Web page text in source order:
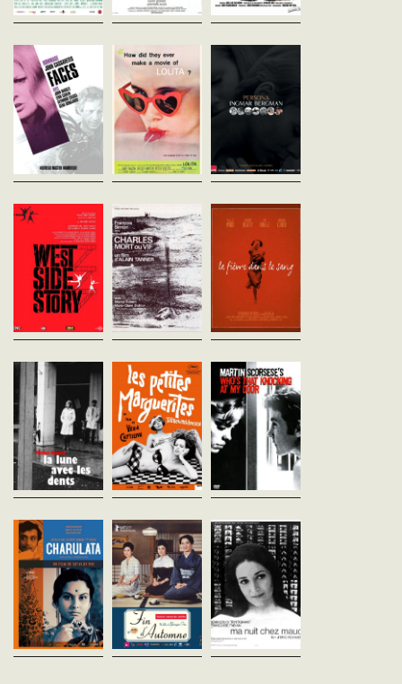
Faces
John Cassavetes
vost - 130'
Après une nuit un peu folle,
Richard rentre chez lui et se
dispute avec sa femme Maria.
Après lui avoir annoncé son
intention de divorcer, il
claque...
Lolita
Stanley Kubrick
vost - 152'
Humbert, professeur de
littérature française, est
irrésistiblement attiré par une
jeune fille de quatorze ans,
Lolita. Il épouse sa mère pour
se...
Persona
Ingmar Bergman
frontières entre leurs
identités semblent...
West Side Story
Jerome Robbins
vost - 150'
Dans le West Side, bas
quartier de New York, deux
bandes de jeunes
s'affrontent, les Sharks de
Bernardo et les Jets de Riff.
Un ancien membre des...
Charles mort ou
vif
Suisse - 1969
vofr - 93'
Héritier d'une fabrique
familiale d'horlogerie
genevoise, Charles Dée, 50
ans, étouffe dans sa vie trop
réglée. Face à un journaliste
de télé venu...
La Fièvre dans
sang
Etats-Unis - 1961
parents modestes, et
La Lune avec les
dents
Suisse - 1966
vofr - 80'
William mène une vie
volontairement en marge, en
travaillant dans un bowling et
subsistant de petits larcins,
ce qu’il cache à Noëlle, une
fille de...
Les Petites
Marguerites
République Tchèque - 1966
vost - 74'
Marie 1 et Marie 2 s'ennuient
ferme. Par jeu, elles décrètent
que plus rien n'a
d'importance et se lancent à
l'assaut des conventions
dans une épopée...
Who's That
Knocking at My
Etats-Unis - 1967
vost - 90'
Le quartier de Little Italy,
New York. JR, âgé de 18
est un petit voyou
une éducation
rigide. Il fait la
d'...
Charulata
Satyajit Ray
vost - 119'
Calcutta, 1880. Charulata,
jeune épouse d'un riche
intellectuel, se sent délaissée
et s'ennuie constamment.
Intéressée par les arts, elle
fait...
Fin d’automne
Yasujiro Ozu
vost - 128'
Trois vieux amis, Taguchi,
Mamiya et Hirayama, se
réunissent lors d’une
cérémonie en mémoire de
leur ami Miwa, décédé il y a
quelques années. Ils y...
Ma nuit chez
Eric Rohmer
vofr - 105'
Deux hommes, un
et un ingénieur
retrouvent lors d'une
chez Maud et parlent
philosophie. L'ingénieur
contraint de...